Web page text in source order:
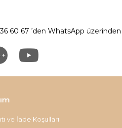
60 67 ’den WhatsApp
ve İade Koşulları